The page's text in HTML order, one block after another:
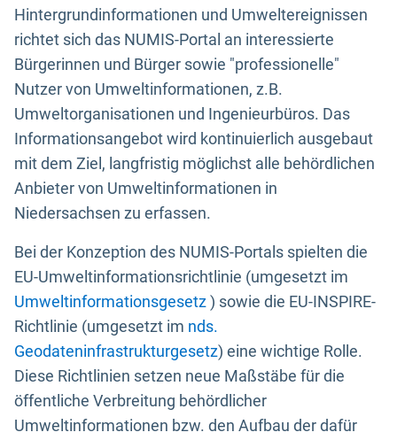
Hintergrundinformationen und Umweltereignissen
richtet sich das NUMIS-Portal an interessierte
Bürgerinnen und Bürger sowie "professionelle"
Nutzer von Umweltinformationen, z.B.
Umweltorganisationen und Ingenieurbüros. Das
Informationsangebot wird kontinuierlich ausgebaut
mit dem Ziel, langfristig möglichst alle behördlichen
Anbieter von Umweltinformationen in
Niedersachsen zu erfassen.
Bei der Konzeption des NUMIS-Portals spielten die
EU-Umweltinformationsrichtlinie (umgesetzt im
Umweltinformationsgesetz) sowie die EU-INSPIRE-
Richtlinie (umgesetzt im nds.
Geodateninfrastrukturgesetz) eine wichtige Rolle.
Diese Richtlinien setzen neue Maßstäbe für die
öffentliche Verbreitung behördlicher
Umweltinformationen bzw. den Aufbau der dafür